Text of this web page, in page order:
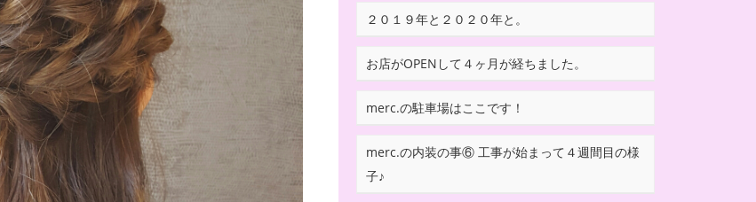
２０１９年と２０２０年と。
お店がOPENして４ヶ月が経ちました。
merc.の駐車場はここです！
merc.の内装の事⑥ 工事が始まって４週間目の様
子♪